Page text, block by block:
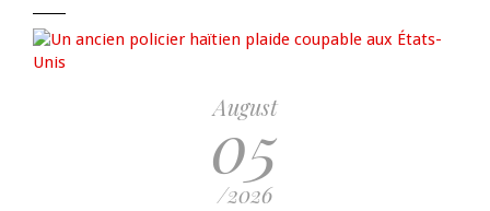
August
05
/2026